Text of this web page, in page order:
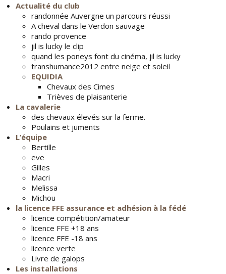
Mon compte
0 Panier
Contact
Actualité du club
randonnée Auvergne un parcours réussi
A cheval dans le Verdon sauvage
rando provence
jil is lucky le clip
quand les poneys font du cinéma, jil is lucky
transhumance2012 entre neige et soleil
EQUIDIA
Chevaux des Cimes
Trièves de plaisanterie
La cavalerie
des chevaux élevés sur la ferme.
Poulains et juments
L’équipe
Bertille
eve
Gilles
Macri
Melissa
Michou
la licence FFE assurance et adhésion à la fédé
licence compétition/amateur
licence FFE +18 ans
licence FFE -18 ans
licence verte
Livre de galops
Les installations